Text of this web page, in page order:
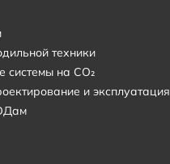
техники
системы на CO₂
и эксплуатация